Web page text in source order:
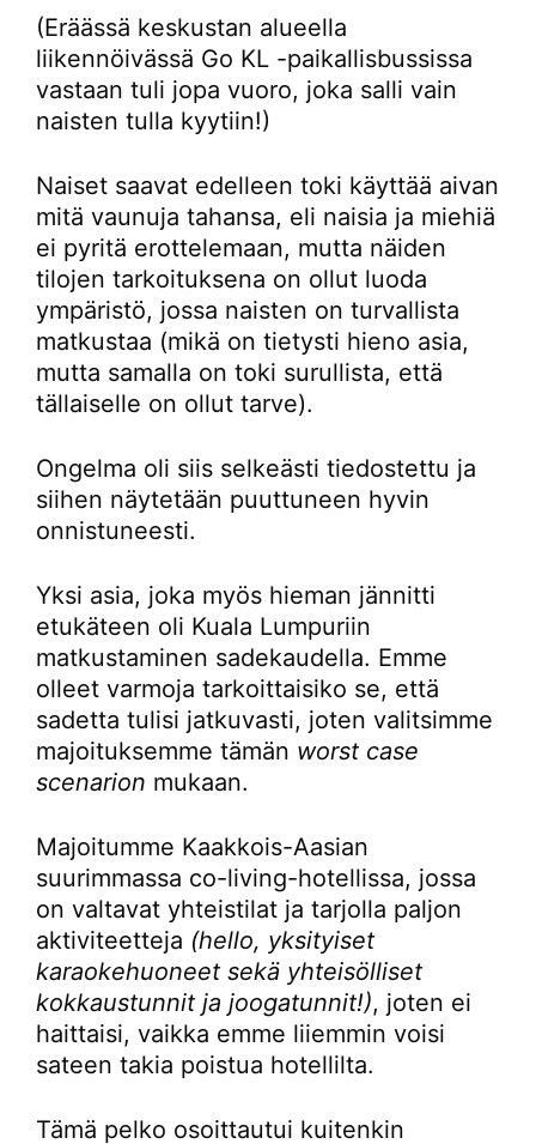
(Eräässä keskustan alueella
liikennöivässä Go KL -paikallisbussissa
vastaan tuli jopa vuoro, joka salli vain
naisten tulla kyytiin!)
Naiset saavat edelleen toki käyttää aivan
mitä vaunuja tahansa, eli naisia ja miehiä
ei pyritä erottelemaan, mutta näiden
tilojen tarkoituksena on ollut luoda
ympäristö, jossa naisten on turvallista
matkustaa (mikä on tietysti hieno asia,
mutta samalla on toki surullista, että
tällaiselle on ollut tarve).
Ongelma oli siis selkeästi tiedostettu ja
siihen näytetään puuttuneen hyvin
onnistuneesti.
Yksi asia, joka myös hieman jännitti
etukäteen oli Kuala Lumpuriin
matkustaminen sadekaudella. Emme
olleet varmoja tarkoittaisiko se, että
sadetta tulisi jatkuvasti, joten valitsimme
majoituksemme tämän worst case
scenarion mukaan.
Majoitumme Kaakkois-Aasian
suurimmassa co-living-hotellissa, jossa
on valtavat yhteistilat ja tarjolla paljon
aktiviteetteja (hello, yksityiset
karaokehuoneet sekä yhteisölliset
kokkaustunnit ja joogatunnit!), joten ei
haittaisi, vaikka emme liiemmin voisi
sateen takia poistua hotellilta.
Tämä pelko osoittautui kuitenkin